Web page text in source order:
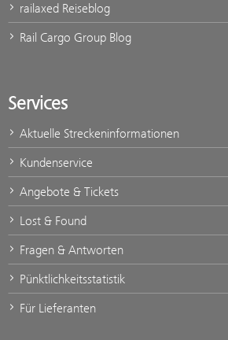
railaxed Reiseblog
Rail Cargo Group Blog
Services
Aktuelle Streckeninformationen
Kundenservice
Angebote & Tickets
Lost & Found
Fragen & Antworten
Pünktlichkeitsstatistik
Für Lieferanten